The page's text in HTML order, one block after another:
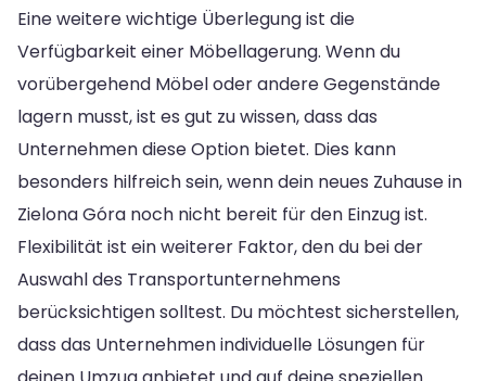
Eine weitere wichtige Überlegung ist die
Verfügbarkeit einer Möbellagerung. Wenn du
vorübergehend Möbel oder andere Gegenstände
lagern musst, ist es gut zu wissen, dass das
Unternehmen diese Option bietet. Dies kann
besonders hilfreich sein, wenn dein neues Zuhause in
Zielona Góra noch nicht bereit für den Einzug ist.
Flexibilität ist ein weiterer Faktor, den du bei der
Auswahl des Transportunternehmens
berücksichtigen solltest. Du möchtest sicherstellen,
dass das Unternehmen individuelle Lösungen für